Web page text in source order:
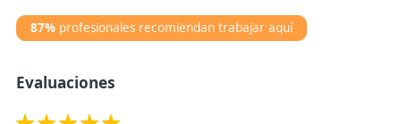
87% profesionales recomiendan trabajar aquí
Evaluaciones